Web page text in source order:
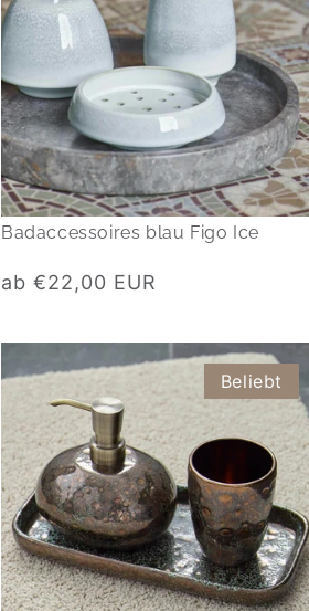
Badaccessoires blau Figo Ice
Normaler
ab €22,00 EUR
Beliebt